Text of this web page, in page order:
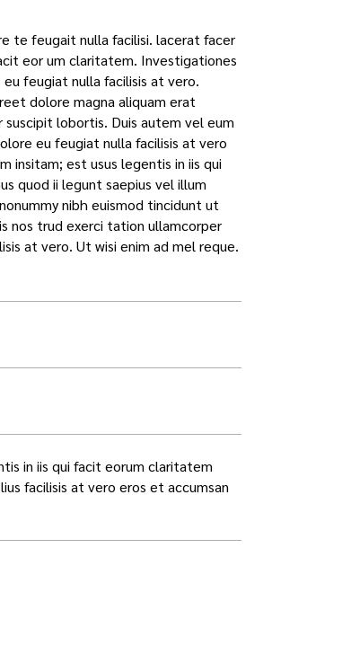
te feugait nulla facilisi. lacerat facer
eor um claritatem. Investigationes
feugiat nulla facilisis at vero.
dolore magna aliquam erat
lobortis. Duis autem vel eum
eu feugiat nulla facilisis at vero
insitam; est usus legentis in iis qui
quod ii legunt saepius vel illum
nibh euismod tincidunt ut
nos trud exerci tation ullamcorper
at vero. Ut wisi enim ad mel reque.
in iis qui facit eorum claritatem
facilisis at vero eros et accumsan